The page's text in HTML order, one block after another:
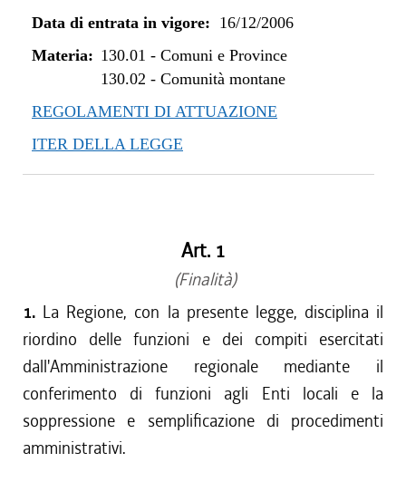
Data di entrata in vigore: 16/12/2006
Materia: 130.01 - Comuni e Province
130.02 - Comunità montane
REGOLAMENTI DI ATTUAZIONE
ITER DELLA LEGGE
Art. 1
(Finalità)
1. La Regione, con la presente legge, disciplina il
riordino delle funzioni e dei compiti esercitati
dall'Amministrazione regionale mediante il
conferimento di funzioni agli Enti locali e la
soppressione e semplificazione di procedimenti
amministrativi.